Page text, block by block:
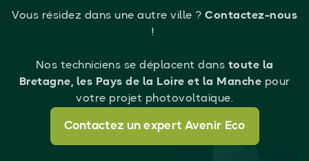
Vous résidez dans une autre ville ? Contactez-nous
!
Nos techniciens se déplacent dans toute la
Bretagne, les Pays de la Loire et la Manche pour
votre projet photovoltaïque.
Contactez un expert Avenir Eco